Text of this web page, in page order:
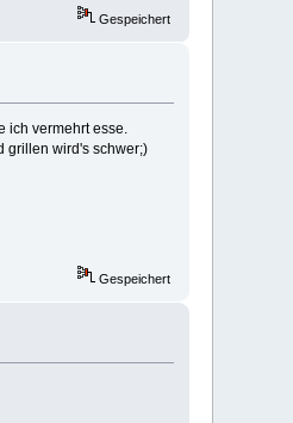
Gespeichert
vermehrt esse.
grillen wird's schwer;)
Gespeichert